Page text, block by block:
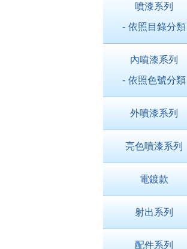
噴漆系列
- 依照目錄分類
內噴漆系列
- 依照色號分類
外噴漆系列
亮色噴漆系列
電鍍款
射出系列
配件系列